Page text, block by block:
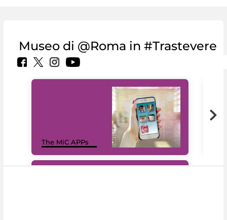
Museo di @Roma in #Trastevere
The MiC APPs